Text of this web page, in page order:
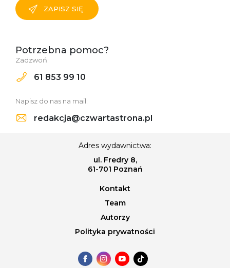
ZAPISZ SIĘ
Potrzebna pomoc?
Zadzwoń:
61 853 99 10
Napisz do nas na mail:
redakcja@czwartastrona.pl
Adres wydawnictwa:
ul. Fredry 8,
61-701 Poznań
Kontakt
Team
Autorzy
Polityka prywatności